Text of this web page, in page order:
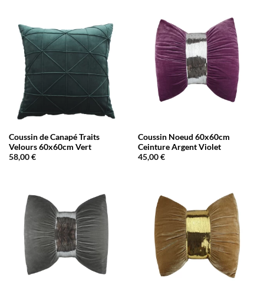
Coussin de Canapé Traits
Velours 60x60cm Vert
58,00€
Coussin Noeud 60x60cm
Ceinture Argent Violet
45,00€